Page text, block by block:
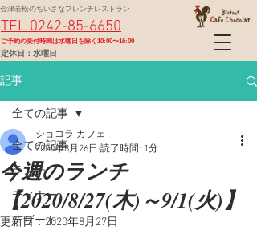
定休日：水曜日
TEL 0242-85-6650
会津若松のちいさなフレンチレストラン
​ご予約の受付時間は水曜日を除く10:00〜16:00
記事
全ての記事
ランチ
ディナー
デザート
全ての記事
今週のランチ
【2020/8/27(木)～9/1(火)】
ショコラ カフェ
2020年8月26日 読了時間: 1分
更新日：2020年8月27日